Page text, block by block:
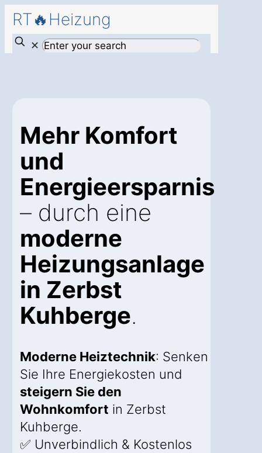
RT🔥Heizung
✕
Mehr Komfort
und
Energieersparnis
– durch eine
moderne
Heizungsanlage
in Zerbst
Kuhberge.
Moderne Heiztechnik: Senken
Sie Ihre Energiekosten und
steigern Sie den
Wohnkomfort in Zerbst
Kuhberge.
✅ Unverbindlich & Kostenlos